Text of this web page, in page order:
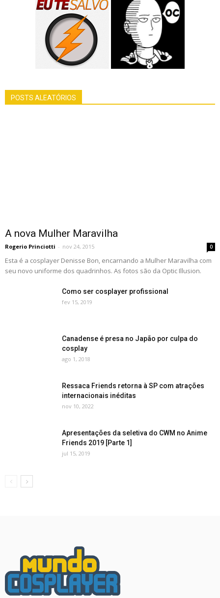
POSTS ALEATÓRIOS
A nova Mulher Maravilha
Rogerio Princiotti - nov 24, 2015 0
Esta é a cosplayer Denisse Bon, encarnando a Mulher Maravilha com
seu novo uniforme dos quadrinhos. As fotos são da Optic Illusion.
Como ser cosplayer profissional
fev 15, 2019
Canadense é presa no Japão por culpa do
cosplay
ago 1, 2018
Ressaca Friends retorna à SP com atrações
internacionais inéditas
nov 10, 2022
Apresentações da seletiva do CWM no Anime
Friends 2019 [Parte 1]
jul 15, 2019